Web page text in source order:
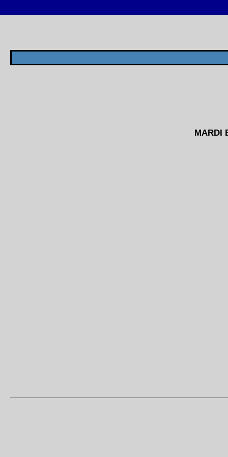
MARDI